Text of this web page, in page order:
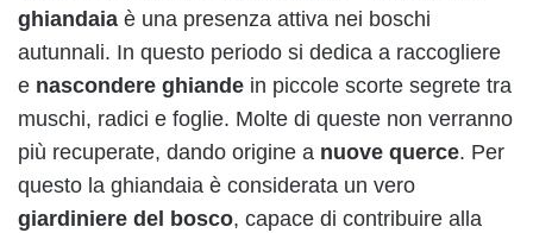
ghiandaia è una presenza attiva nei boschi
autunnali. In questo periodo si dedica a raccogliere
e nascondere ghiande in piccole scorte segrete tra
muschi, radici e foglie. Molte di queste non verranno
più recuperate, dando origine a nuove querce. Per
questo la ghiandaia è considerata un vero
giardiniere del bosco, capace di contribuire alla